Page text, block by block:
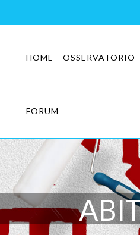
HOME OSSERVATORIO
FORUM